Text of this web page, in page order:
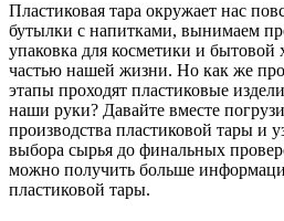
Пластиковая тара окружает нас
бутылки с напитками, вынимаем
упаковка для косметики и бытовой
частью нашей жизни. Но как же
этапы проходят пластиковые
наши руки? Давайте вместе
производства пластиковой тары и
выбора сырья до финальных
можно получить больше
пластиковой тары.